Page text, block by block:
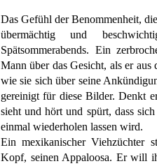
Das Gefühl der Benommenheit,
übermächtig und
Spätsommerabends. Ein
Mann über das Gesicht, als er
wie sie sich über seine
gereinigt für diese Bilder. Denkt
sieht und hört und spürt, dass
einmal wiederholen lassen wird.
Ein mexikanischer Viehzüchter
Kopf, seinen Appaloosa. Er will